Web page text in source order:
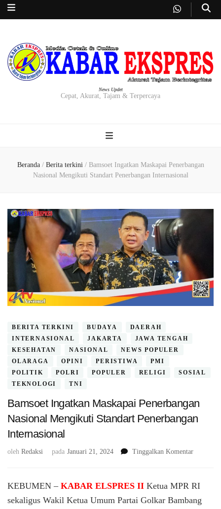
News Updet
Cepat, Akurat, Tajam & Terpercaya
Beranda / Berita terkini / Bamsoet Ingatkan Maskapai Penerbangan
Nasional Mengikuti Standart Penerbangan Internasional
BERITA TERKINI BUDAYA
DAERAH
INTERNASIONAL
JAKARTA
JAWA TENGAH
KESEHATAN
NASIONAL
NEWS POPULER
OLARAGA
OPINI PERISTIWA
PMI
POLITIK
POLRI POPULER RELIGI
SOSIAL
TEKNOLOGI
TNI
Bamsoet Ingatkan Maskapai Penerbangan
Nasional Mengikuti Standart Penerbangan
Internasional
oleh Redaksi pada Januari 21, 2024 Tinggalkan Komentarpada
Maskapai
Nasional
KEBUMEN – KABAR ELSPRES II Ketua MPR RI
sekaligus Wakil Ketua Umum Partai Golkar Bambang